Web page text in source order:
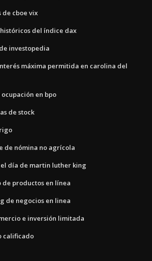
de cboe vix
del índice dax
investopedia
máxima permitida en carolina del
en bpo
de stock
de nómina no agrícola
día de martin luther king
de productos en línea
de negocios en linea
e inversión limitada
calificado